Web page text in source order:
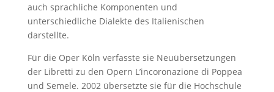
auch sprachliche Komponenten und
unterschiedliche Dialekte des Italienischen
darstellte.
Für die Oper Köln verfasste sie Neuübersetzungen
der Libretti zu den Opern L’incoronazione di Poppea
und Semele. 2002 übersetzte sie für die Hochschule